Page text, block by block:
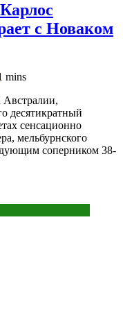
с Новаком
mins
десятикратный
сенсационно
мельбурнского
соперником 38-